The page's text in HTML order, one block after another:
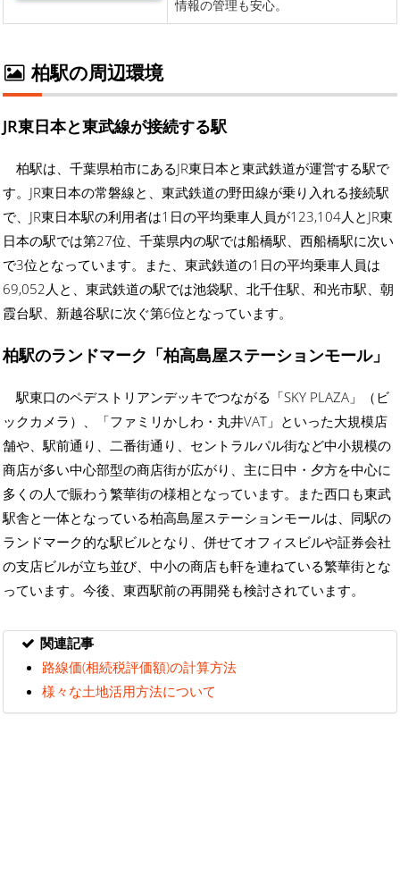
柏駅の周辺環境
JR東日本と東武線が接続する駅
柏駅は、千葉県柏市にあるJR東日本と東武鉄道が運営する駅で
す。JR東日本の常磐線と、東武鉄道の野田線が乗り入れる接続駅
で、JR東日本駅の利用者は1日の平均乗車人員が123,104人とJR東
日本の駅では第27位、千葉県内の駅では船橋駅、西船橋駅に次い
で3位となっています。また、東武鉄道の1日の平均乗車人員は
69,052人と、東武鉄道の駅では池袋駅、北千住駅、和光市駅、朝
霞台駅、新越谷駅に次ぐ第6位となっています。
柏駅のランドマーク「柏高島屋ステーションモール」
駅東口のペデストリアンデッキでつながる「SKY PLAZA」（ビ
ックカメラ）、「ファミリかしわ・丸井VAT」といった大規模店
舗や、駅前通り、二番街通り、セントラルパル街など中小規模の
商店が多い中心部型の商店街が広がり、主に日中・夕方を中心に
多くの人で賑わう繁華街の様相となっています。また西口も東武
駅舎と一体となっている柏高島屋ステーションモールは、同駅の
ランドマーク的な駅ビルとなり、併せてオフィスビルや証券会社
の支店ビルが立ち並び、中小の商店も軒を連ねている繁華街とな
っています。今後、東西駅前の再開発も検討されています。
関連記事
路線価(相続税評価額)の計算方法
様々な土地活用方法について